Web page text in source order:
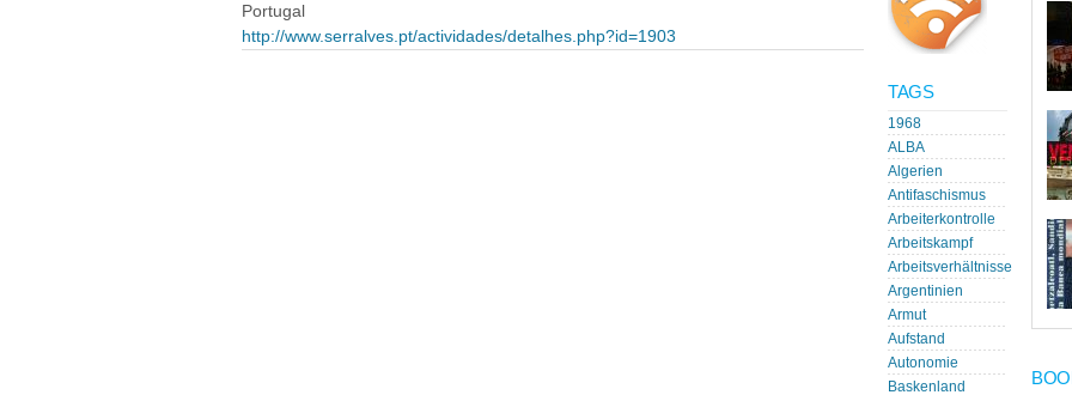
Portugal
http://www.serralves.pt/actividades/detalhes.php?id=1903
TAGS
1968
ALBA
Algerien
Antifaschismus
Arbeiterkontrolle
Arbeitskampf
Arbeitsverhältnisse
Argentinien
Armut
Aufstand
Autonomie
Baskenland